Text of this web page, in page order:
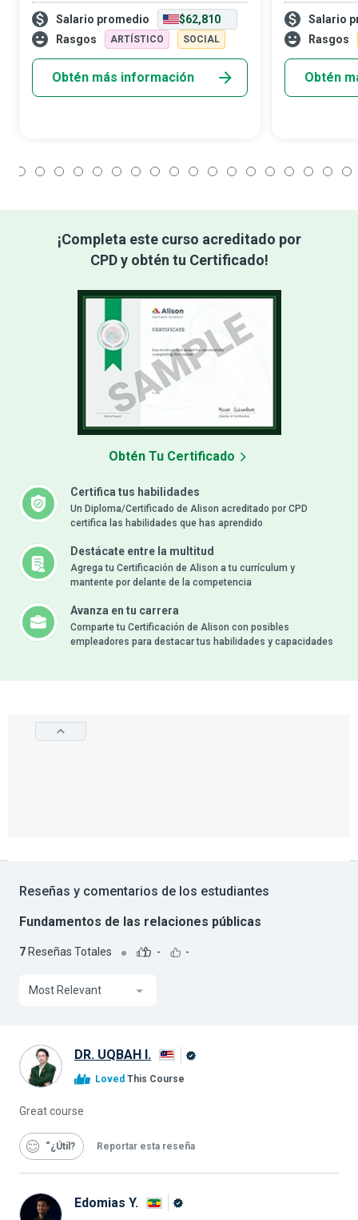
para gestionar con éxito una crisis de
publicidad, evitar un desastre de
propaganda o mejorar la imagen pública
Salario promedio
$62,810
Rasgos
ARTÍSTICO SOCIAL
Obtén más información
que ayudan.
cosas
gestión que
Salario
Rasgos
Obtén
¡Completa este curso acreditado por
CPD y obtén tu Certificado!
Certifica tus habilidades
Un Diploma/Certificado de Alison acreditado por CPD
certifica las habilidades que has aprendido
Destácate entre la multitud
Agrega tu Certificación de Alison a tu currículum y
mantente por delante de la competencia
Avanza en tu carrera
Comparte tu Certificación de Alison con posibles
empleadores para destacar tus habilidades y capacidades
Obtén Tu Certificado
Reseñas y comentarios de los estudiantes
Fundamentos de las relaciones públicas
7 Reseñas Totales - -
Most Relevant
DR. UQBAH I.
Loved This Course
Great course
“¿Útil Reportar esta reseña
Edomias Y.